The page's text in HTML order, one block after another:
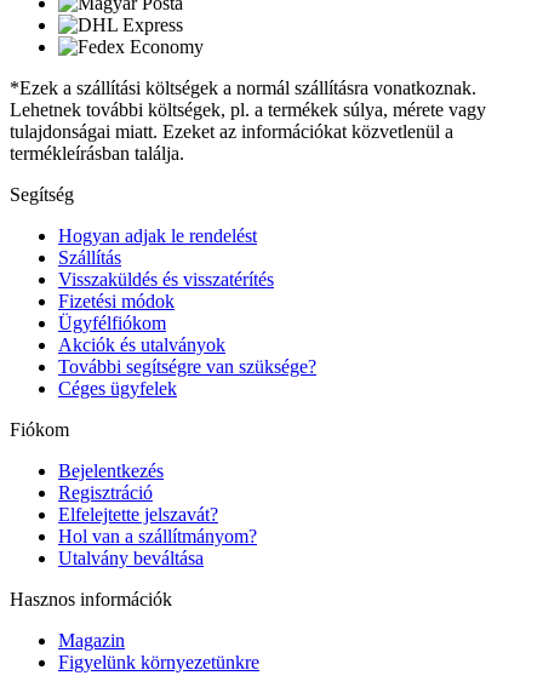
*Ezek a szállítási költségek a normál szállításra vonatkoznak.
Lehetnek további költségek, pl. a termékek súlya, mérete vagy
tulajdonságai miatt. Ezeket az információkat közvetlenül a
termékleírásban találja.
Segítség
Hogyan adjak le rendelést
Szállítás
Visszaküldés és visszatérítés
Fizetési módok
Ügyfélfiókom
Akciók és utalványok
További segítségre van szüksége?
Céges ügyfelek
Fiókom
Bejelentkezés
Regisztráció
Elfelejtette jelszavát?
Hol van a szállítmányom?
Utalvány beváltása
Hasznos információk
Magazin
Figyelünk környezetünkre